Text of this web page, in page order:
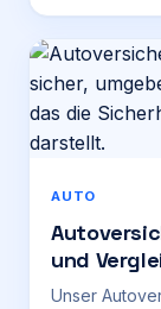
AUTO
und
Unser